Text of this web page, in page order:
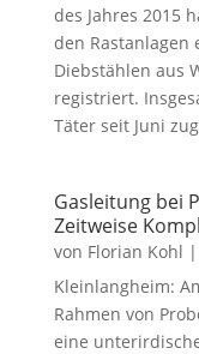
des Jahres 2015
den Rastanlagen
Diebstählen aus
registriert.
Täter seit Juni
Gasleitung bei
Zeitweise
von Florian Kohl |
Kleinlangheim:
Rahmen von
eine